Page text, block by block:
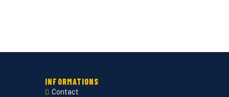
INFORMATIONS
Contact